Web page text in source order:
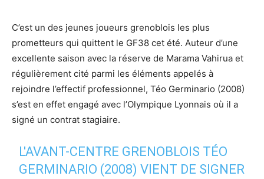
C’est un des jeunes joueurs grenoblois les plus
prometteurs qui quittent le GF38 cet été. Auteur d’une
excellente saison avec la réserve de Marama Vahirua et
régulièrement cité parmi les éléments appelés à
rejoindre l’effectif professionnel, Téo Germinario (2008)
s’est en effet engagé avec l’Olympique Lyonnais où il a
signé un contrat stagiaire.
L'AVANT-CENTRE GRENOBLOIS TÉO
GERMINARIO (2008) VIENT DE SIGNER